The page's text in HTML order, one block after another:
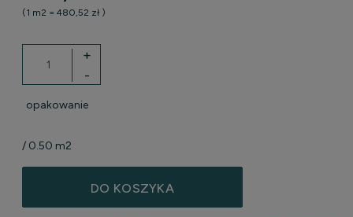
(1 m2 = 480,52 zł )
-
+
opakowanie
/ 0.50 m2
DO KOSZYKA